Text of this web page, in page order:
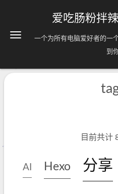
爱吃肠粉拌
一个为所有电脑爱好者的一
到
目前共计
AI Hexo 分享